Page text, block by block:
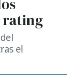
rating
el